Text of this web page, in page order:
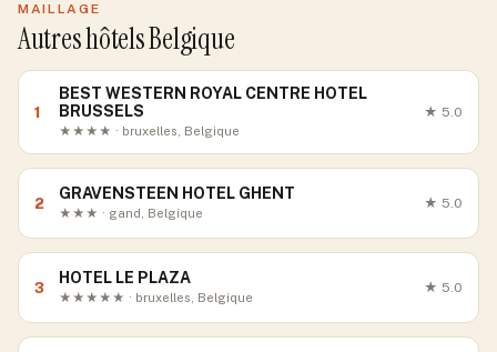
MAILLAGE
Autres hôtels Belgique
1
BEST WESTERN ROYAL CENTRE HOTEL
BRUSSELS
★★★★ · bruxelles, Belgique
★ 5.0
2
GRAVENSTEEN HOTEL GHENT
★★★ · gand, Belgique
★ 5.0
3
HOTEL LE PLAZA
★★★★★ · bruxelles, Belgique
★ 5.0